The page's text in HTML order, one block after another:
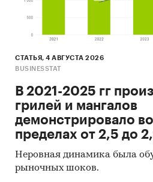
СТАТЬЯ, 4 АВГУСТА 2026
BUSINESSTAT
В 2021-2025 гг
грилей и мангалов
демонстрировало
пределах от 2,5 до
Неровная динамика была
рыночных шоков.